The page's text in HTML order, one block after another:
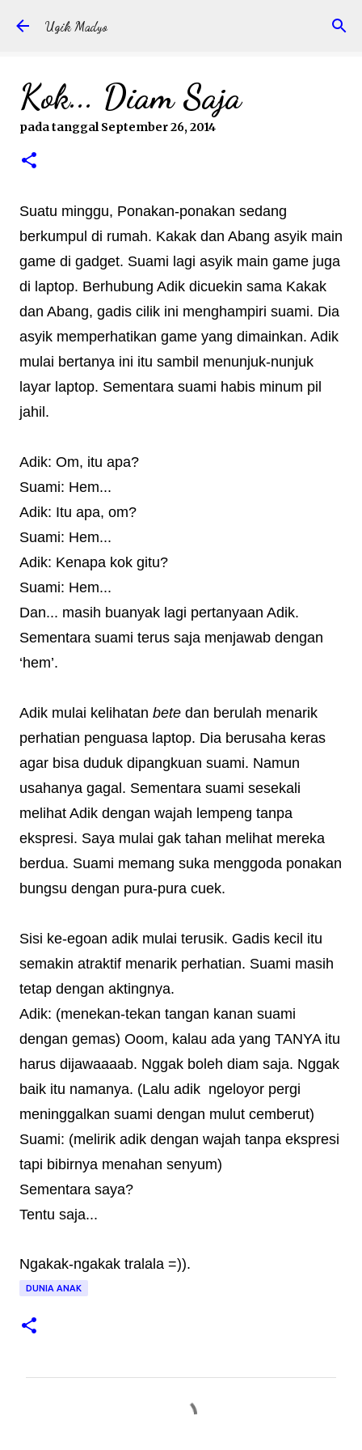
Langsung ke konten utama
Ugik Madyo
Kok... Diam Saja
pada tanggalSeptember 26, 2014
Suatu minggu, Ponakan-ponakan sedang
berkumpul di rumah. Kakak dan Abang asyik main
game di gadget. Suami lagi asyik main game juga
di laptop. Berhubung Adik dicuekin sama Kakak
dan Abang, gadis cilik ini menghampiri suami. Dia
asyik memperhatikan game yang dimainkan. Adik
mulai bertanya ini itu sambil menunjuk-nunjuk
layar laptop. Sementara suami habis minum pil
jahil.
Adik: Om, itu apa?
Suami: Hem...
Adik: Itu apa, om?
Suami: Hem...
Adik: Kenapa kok gitu?
Suami: Hem...
Dan... masih buanyak lagi pertanyaan Adik.
Sementara suami terus saja menjawab dengan
‘hem’.
Adik mulai kelihatan bete dan berulah menarik
perhatian penguasa laptop. Dia berusaha keras
agar bisa duduk dipangkuan suami. Namun
usahanya gagal. Sementara suami sesekali
melihat Adik dengan wajah lempeng tanpa
ekspresi. Saya mulai gak tahan melihat mereka
berdua. Suami memang suka menggoda ponakan
bungsu dengan pura-pura cuek.
Sisi ke-egoan adik mulai terusik. Gadis kecil itu
semakin atraktif menarik perhatian. Suami masih
tetap dengan aktingnya.
Adik: (menekan-tekan tangan kanan suami
dengan gemas) Ooom, kalau ada yang TANYA itu
harus dijawaaaab. Nggak boleh diam saja. Nggak
baik itu namanya. (Lalu adik ngeloyor pergi
meninggalkan suami dengan mulut cemberut)
Suami: (melirik adik dengan wajah tanpa ekspresi
tapi bibirnya menahan senyum)
Sementara saya?
Tentu saja...
Ngakak-ngakak tralala =)).
DUNIA ANAK